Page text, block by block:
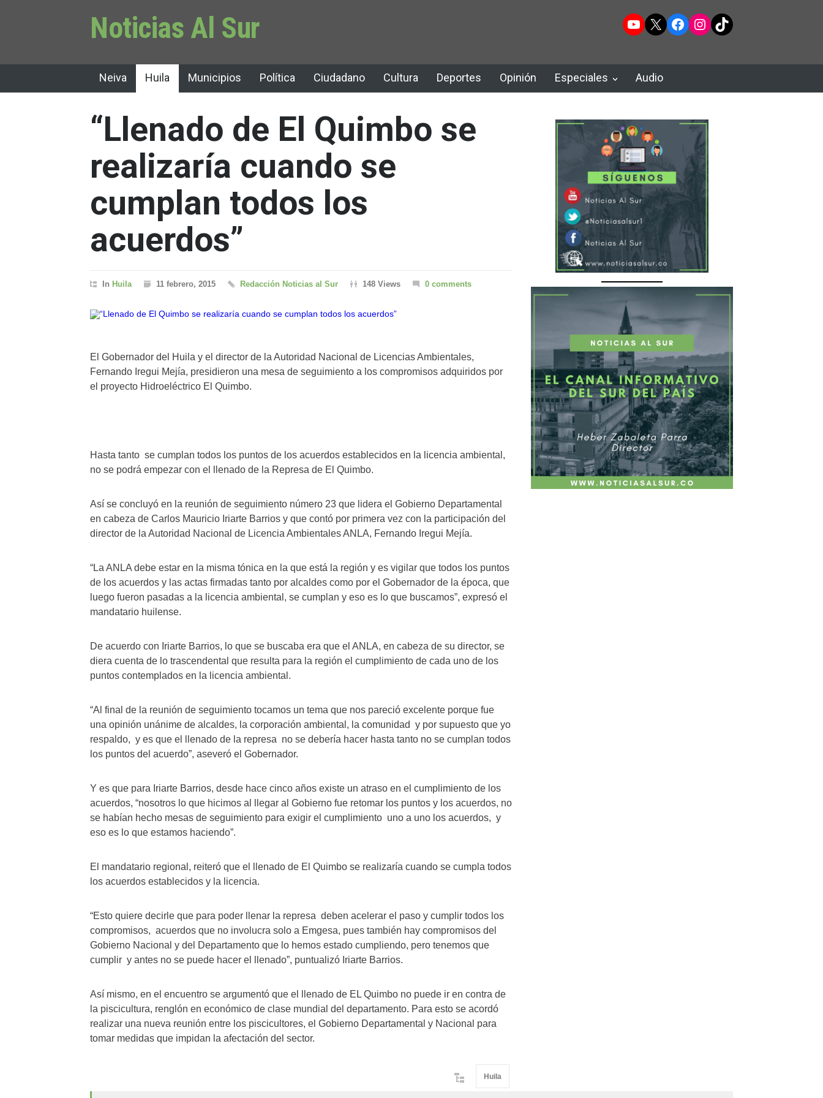
Noticias Al Sur YouTube
X Facebook
Instagram
TikTok
Neiva Huila Municipios Política Ciudadano Cultura Deportes Opinión Especiales Audio
“Llenado de El Quimbo se
realizaría cuando se
cumplan todos los
acuerdos”
In Huila 11 febrero, 2015 Redacción Noticias al Sur 148 Views 0 comments
El Gobernador del Huila y el director de la Autoridad Nacional de Licencias Ambientales,
Fernando Iregui Mejía, presidieron una mesa de seguimiento a los compromisos adquiridos por
el proyecto Hidroeléctrico El Quimbo.
Hasta tanto se cumplan todos los puntos de los acuerdos establecidos en la licencia ambiental,
no se podrá empezar con el llenado de la Represa de El Quimbo.
Así se concluyó en la reunión de seguimiento número 23 que lidera el Gobierno Departamental
en cabeza de Carlos Mauricio Iriarte Barrios y que contó por primera vez con la participación del
director de la Autoridad Nacional de Licencia Ambientales ANLA, Fernando Iregui Mejía.
“La ANLA debe estar en la misma tónica en la que está la región y es vigilar que todos los puntos
de los acuerdos y las actas firmadas tanto por alcaldes como por el Gobernador de la época, que
luego fueron pasadas a la licencia ambiental, se cumplan y eso es lo que buscamos”, expresó el
mandatario huilense.
De acuerdo con Iriarte Barrios, lo que se buscaba era que el ANLA, en cabeza de su director, se
diera cuenta de lo trascendental que resulta para la región el cumplimiento de cada uno de los
puntos contemplados en la licencia ambiental.
“Al final de la reunión de seguimiento tocamos un tema que nos pareció excelente porque fue
una opinión unánime de alcaldes, la corporación ambiental, la comunidad y por supuesto que yo
respaldo, y es que el llenado de la represa no se debería hacer hasta tanto no se cumplan todos
los puntos del acuerdo”, aseveró el Gobernador.
Y es que para Iriarte Barrios, desde hace cinco años existe un atraso en el cumplimiento de los
acuerdos, “nosotros lo que hicimos al llegar al Gobierno fue retomar los puntos y los acuerdos, no
se habían hecho mesas de seguimiento para exigir el cumplimiento uno a uno los acuerdos, y
eso es lo que estamos haciendo”.
El mandatario regional, reiteró que el llenado de El Quimbo se realizaría cuando se cumpla todos
los acuerdos establecidos y la licencia.
“Esto quiere decirle que para poder llenar la represa deben acelerar el paso y cumplir todos los
compromisos, acuerdos que no involucra solo a Emgesa, pues también hay compromisos del
Gobierno Nacional y del Departamento que lo hemos estado cumpliendo, pero tenemos que
cumplir y antes no se puede hacer el llenado”, puntualizó Iriarte Barrios.
Así mismo, en el encuentro se argumentó que el llenado de EL Quimbo no puede ir en contra de
la piscicultura, renglón en económico de clase mundial del departamento. Para esto se acordó
realizar una nueva reunión entre los piscicultores, el Gobierno Departamental y Nacional para
tomar medidas que impidan la afectación del sector.
Huila